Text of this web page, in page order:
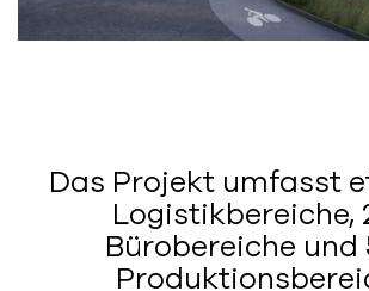
Das Projekt umfasst
Logistikbereiche,
Bürobereiche und